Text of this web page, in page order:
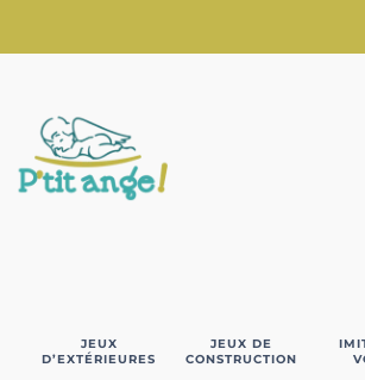
JEUX
D’EXTÉRIEURES
JEUX DE
CONSTRUCTION